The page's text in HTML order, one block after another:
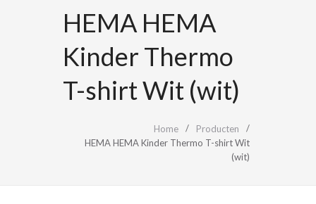
HEMA HEMA
Kinder Thermo
T-shirt Wit (wit)
Home
Producten
HEMA HEMA Kinder Thermo T-shirt Wit
(wit)